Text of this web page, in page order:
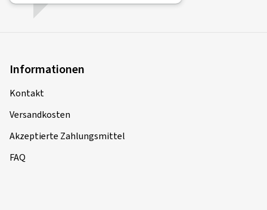
Informationen
Kontakt
Versandkosten
Akzeptierte Zahlungsmittel
FAQ